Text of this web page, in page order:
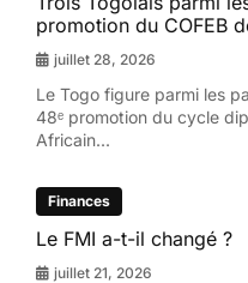
promotion du COFEB
juillet 28, 2026
Le Togo figure parmi les
48ᵉ promotion du cycle
Africain...
Finances
Le FMI a-t-il changé ?
juillet 21, 2026